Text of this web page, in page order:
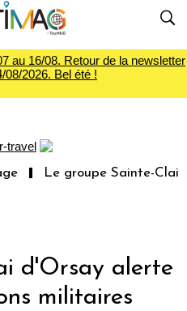
au 16/08. Retour de la newsletter
08/2026. Bel été !
Le groupe Sainte-Claire
d'Orsay alerte
militaires